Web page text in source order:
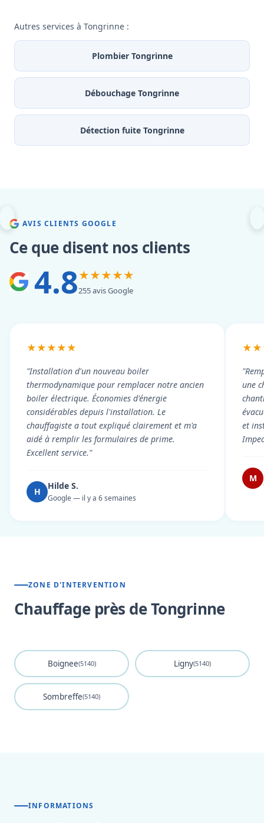
Autres services à Tongrinne :
Plombier Tongrinne
Débouchage Tongrinne
Détection fuite Tongrinne
AVIS CLIENTS GOOGLE
Ce que disent nos clients
4.8★★★★★
255 avis Google
★★★★★
"Installation d'un nouveau boiler
thermodynamique pour remplacer notre ancien
boiler électrique. Économies d'énergie
considérables depuis l'installation. Le
chauffagiste a tout expliqué clairement et m'a
aidé à remplir les formulaires de prime.
Excellent service."
H
Hilde S.
Google — il y a 6 semaines
une
et
M
ZONE D'INTERVENTION
Chauffage près de Tongrinne
Boignee(5140) Ligny(5140)
Sombreffe(5140)
INFORMATIONS